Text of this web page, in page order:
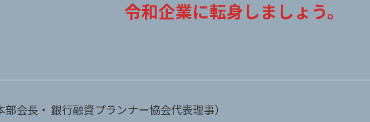
令和企業に転身しましょう。
部会長・ 銀行融資プランナー協会代表理事）